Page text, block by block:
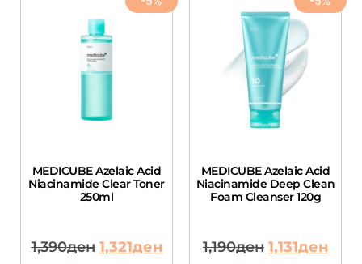
MEDICUBE Azelaic Acid
Niacinamide Clear Toner
250ml
1,390ден 1,321ден
MEDICUBE Azelaic Acid
Niacinamide Deep Clean
Foam Cleanser 120g
1,190ден 1,131ден